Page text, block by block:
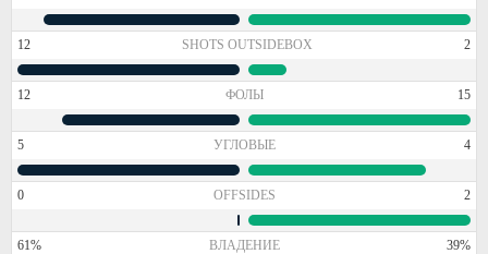
12 SHOTS OUTSIDEBOX 2
12 ФОЛЫ 15
5 УГЛОВЫЕ 4
0 OFFSIDES 2
61% ВЛАДЕНИЕ 39%